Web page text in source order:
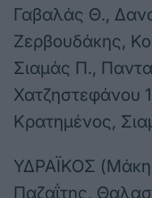
Γαβαλάς Θ.,
Ζερβουδάκης,
Σιαμάς Π.,
Χατζηστεφάνου
Κρατημένος,
ΥΔΡΑΪΚΟΣ
Παζαΐτης,